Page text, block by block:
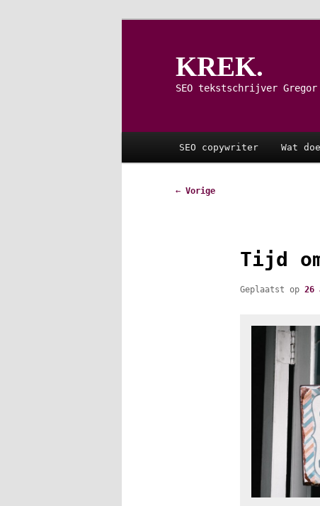
KREK.
SEO tekstschrijver Gregor
SEO copywriter Wat
Bericht
← Vorige
Tijd
Geplaatst op 26